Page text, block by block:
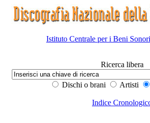
Istituto Centrale per i Beni
Ricerca libera
Dischi o brani Artisti
Indice